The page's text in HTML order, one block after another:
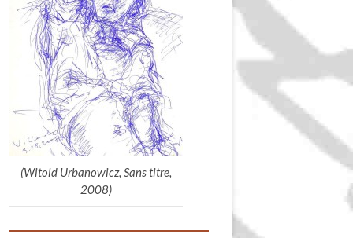
głośność.
(Witold Urbanowicz, Sans titre,
2008)